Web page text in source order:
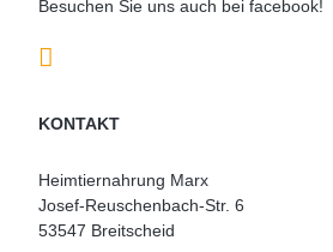
Besuchen Sie uns auch bei facebook!
KONTAKT
Heimtiernahrung Marx
Josef-Reuschenbach-Str. 6
53547 Breitscheid